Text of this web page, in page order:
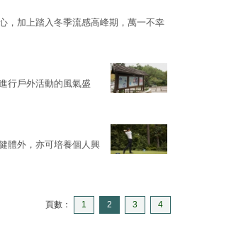
，加上踏入冬季流感高峰期，萬一不幸
行戶外活動的風氣盛
體外，亦可培養個人興
頁數： 1 2 3 4